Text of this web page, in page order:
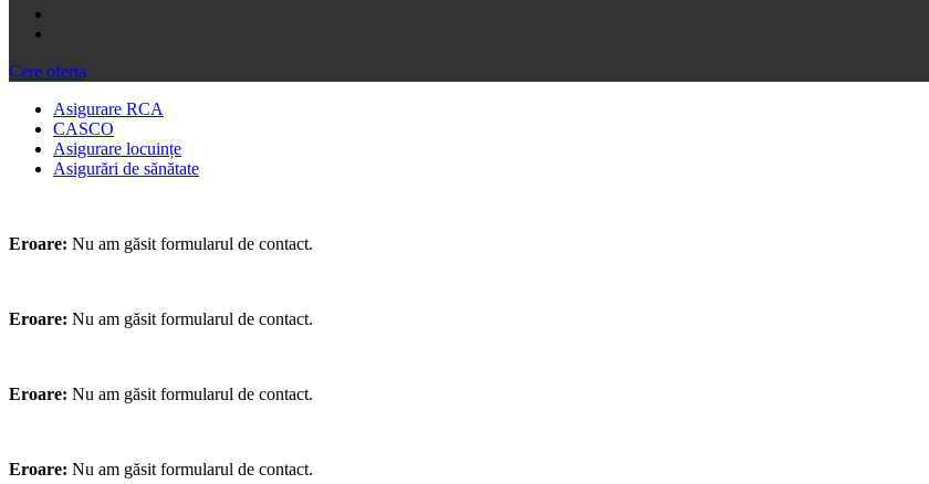
Cere oferta
Asigurare RCA
CASCO
Asigurare locuințe
Asigurări de sănătate
Eroare: Nu am găsit formularul de contact.
Eroare: Nu am găsit formularul de contact.
Eroare: Nu am găsit formularul de contact.
Eroare: Nu am găsit formularul de contact.